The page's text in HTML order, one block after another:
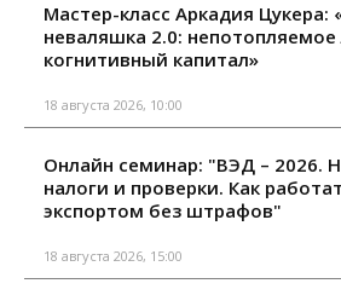
Мастер-класс Аркадия Цукера:
неваляшка 2.0:
когнитивный капитал»
18 августа 2026, 10:00
Онлайн семинар: "ВЭД – 2026.
налоги и проверки. Как
экспортом без штрафов"
18 августа 2026, 15:00